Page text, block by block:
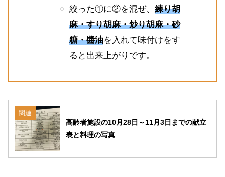
絞った①に②を混ぜ、 練り胡
麻・すり胡麻・炒り胡麻・砂
糖・醬油を入れて味付けをす
ると出来上がりです。
関連
高齢者施設の10月28日～11月3日までの献立
表と料理の写真